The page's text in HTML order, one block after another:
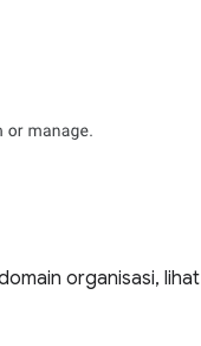
organisasi, lihat